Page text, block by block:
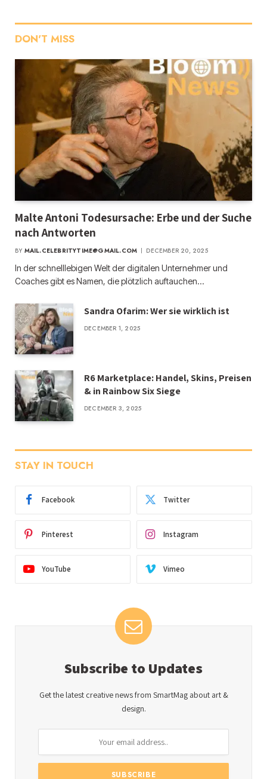
DON'T MISS
Malte Antoni Todesursache: Erbe und der Suche
nach Antworten
BY MAIL.CELEBRITYTIME@GMAIL.COM DECEMBER 20, 2025
In der schnelllebigen Welt der digitalen Unternehmer und
Coaches gibt es Namen, die plötzlich auftauchen…
Sandra Ofarim: Wer sie wirklich ist
DECEMBER 1, 2025
R6 Marketplace: Handel, Skins, Preisen
& in Rainbow Six Siege
DECEMBER 3, 2025
STAY IN TOUCH
Facebook Twitter
Pinterest Instagram
YouTube Vimeo
Subscribe to Updates
Get the latest creative news from SmartMag about art &
design.